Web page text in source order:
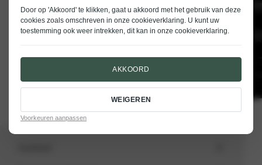
Door op 'Akkoord' te klikken, gaat u akkoord met het gebruik van deze
cookies zoals omschreven in onze cookieverklaring. U kunt uw
toestemming ook weer intrekken, dit kan in onze cookieverklaring.
AKKOORD
WEIGEREN
Voorkeuren aanpassen
VERSTUREN